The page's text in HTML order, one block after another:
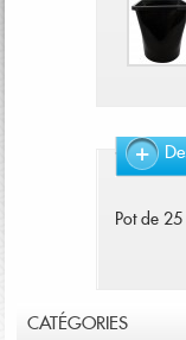
Pot de
CATÉGORIES